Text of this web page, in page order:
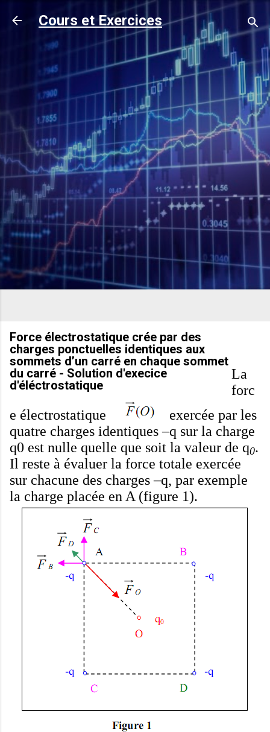
Accéder au contenu principal
Cours et Exercices
Force électrostatique crée par des
charges ponctuelles identiques aux
sommets d’un carré en chaque sommet
du carré - Solution d'execice
d'éléctrostatique
La
forc
e électrostatique
exercée par les
quatre charges identiques –q sur la charge
q0 est nulle quelle que soit la valeur de q0.
Il reste à évaluer la force totale exercée
sur chacune des charges –q, par exemple
la charge placée en A (figure 1).